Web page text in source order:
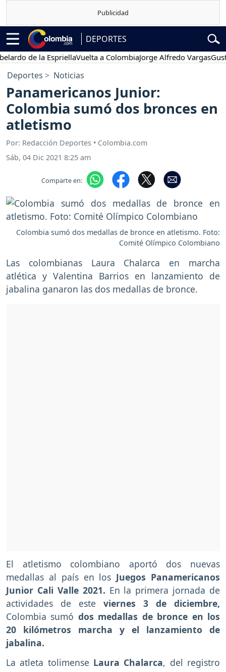
DEPORTES
de la EspriellaVuelta a ColombiaJorge Alfredo VargasGustavo
Deportes Noticias
Panamericanos Junior:
Colombia sumó dos bronces en
atletismo
Por: Redacción Deportes • Colombia.com
Sáb, 04 Dic 2021 8:25 am
Comparte en:
Colombia sumó dos medallas de bronce en atletismo. Foto:
Comité Olímpico Colombiano
Las colombianas Laura Chalarca en marcha
atlética y Valentina Barrios en lanzamiento de
jabalina ganaron las dos medallas de bronce.
El atletismo colombiano aportó dos nuevas
medallas al país en los Juegos Panamericanos
Junior Cali Valle 2021. En la primera jornada de
actividades de este viernes 3 de diciembre,
Colombia sumó dos medallas de bronce en los
20 kilómetros marcha y el lanzamiento de
jabalina.
La atleta tolimense Laura Chalarca, del registro